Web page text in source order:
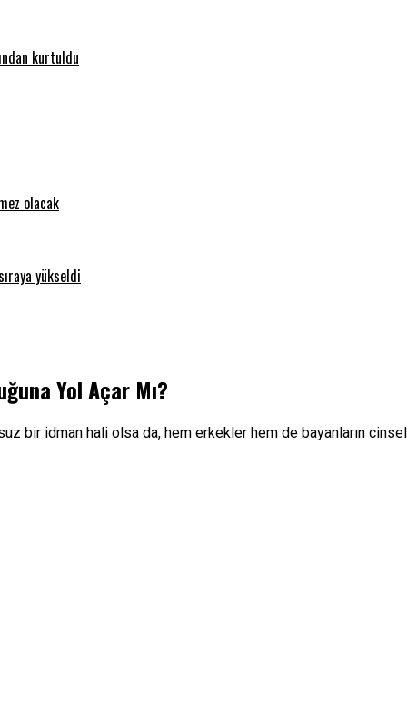
kurtuldu
olacak
yükseldi
Yol Açar Mı?
bir idman hali olsa da, hem erkekler hem de bayanların